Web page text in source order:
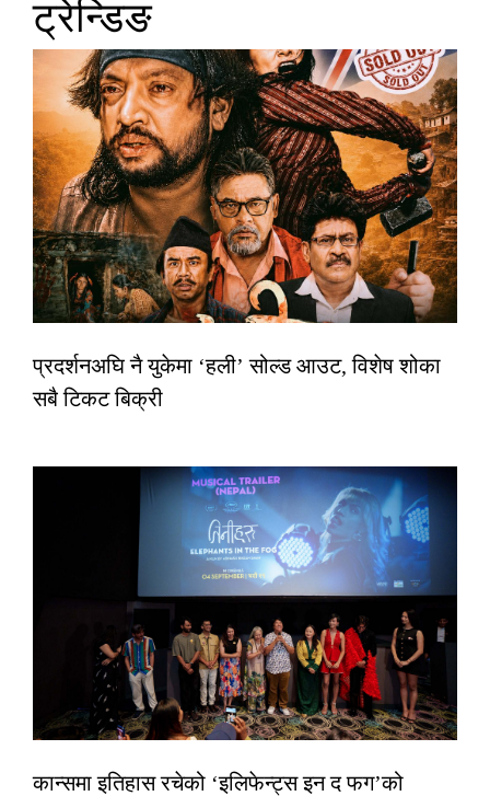
ट्रेन्डिङ
प्रदर्शनअघि नै युकेमा ‘हली’ सोल्ड आउट, विशेष शोका
सबै टिकट बिक्री
कान्समा इतिहास रचेको ‘इलिफेन्ट्स इन द फग’को